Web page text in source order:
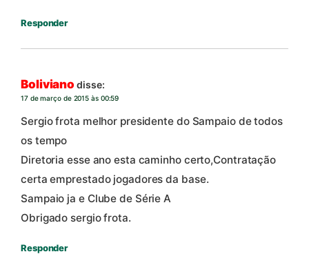
Responder
Boliviano disse:
17 de março de 2015 às 00:59
Sergio frota melhor presidente do Sampaio de todos
os tempo
Diretoria esse ano esta caminho certo,Contratação
certa emprestado jogadores da base.
Sampaio ja e Clube de Série A
Obrigado sergio frota.
Responder